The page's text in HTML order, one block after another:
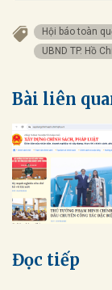
Hội báo toàn
UBND TP. Hồ
Bài liên
Đọc tiếp